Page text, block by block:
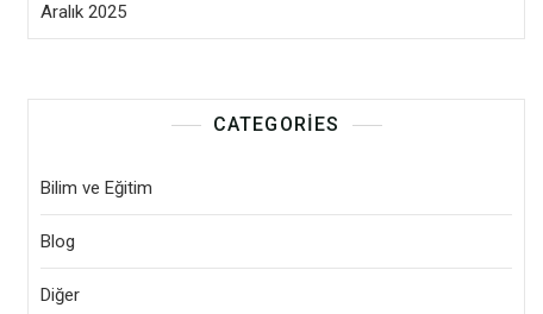
Aralık 2025
CATEGORIES
Bilim ve Eğitim
Blog
Diğer